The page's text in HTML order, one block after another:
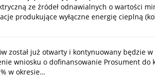
ze źródeł odnawialnych o wartości
produkujące wyłączne energię cieplną
został już otwarty i kontynuowany będzie
wniosku o dofinansowanie Prosument
w okresie…